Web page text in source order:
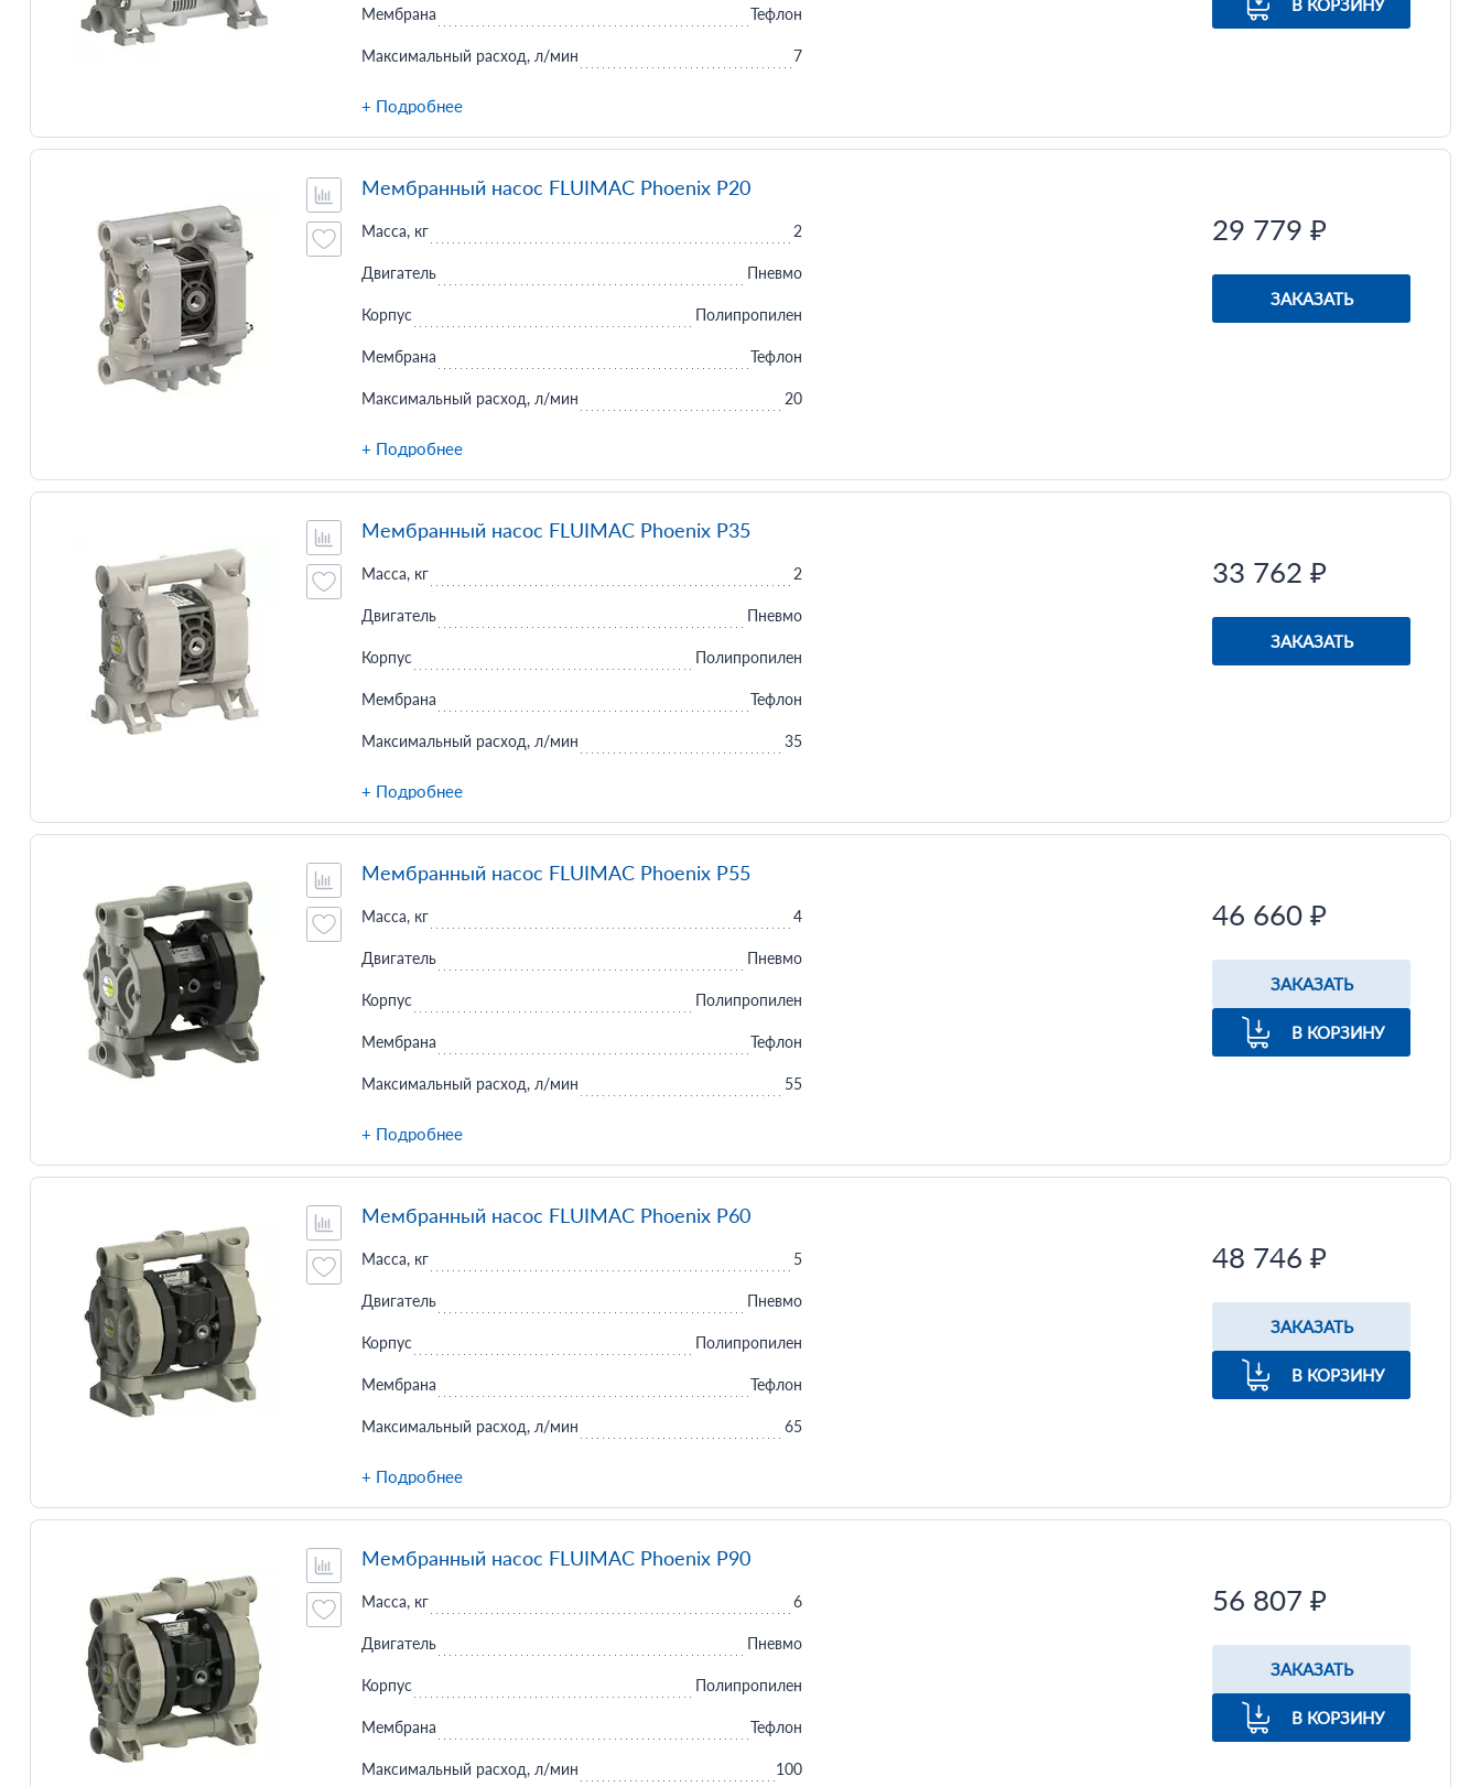
В КОРЗИНУ
Мембрана Тефлон
Максимальный расход, л/мин 7
+ Подробнее
29 779 ₽
ЗАКАЗАТЬ
Мембранный насос FLUIMAC Phoenix P20
Масса, кг 2
Двигатель Пневмо
Корпус Полипропилен
Мембрана Тефлон
Максимальный расход, л/мин 20
+ Подробнее
33 762 ₽
ЗАКАЗАТЬ
Мембранный насос FLUIMAC Phoenix P35
Масса, кг 2
Двигатель Пневмо
Корпус Полипропилен
Мембрана Тефлон
Максимальный расход, л/мин 35
+ Подробнее
46 660 ₽
ЗАКАЗАТЬ
В КОРЗИНУ
Мембранный насос FLUIMAC Phoenix P55
Масса, кг 4
Двигатель Пневмо
Корпус Полипропилен
Мембрана Тефлон
Максимальный расход, л/мин 55
+ Подробнее
48 746 ₽
ЗАКАЗАТЬ
В КОРЗИНУ
Мембранный насос FLUIMAC Phoenix P60
Масса, кг 5
Двигатель Пневмо
Корпус Полипропилен
Мембрана Тефлон
Максимальный расход, л/мин 65
+ Подробнее
56 807 ₽
ЗАКАЗАТЬ
В КОРЗИНУ
Мембранный насос FLUIMAC Phoenix P90
Масса, кг 6
Двигатель Пневмо
Корпус Полипропилен
Мембрана Тефлон
Максимальный расход, л/мин 100